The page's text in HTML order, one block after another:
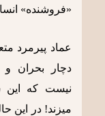
«فروشنده»
عماد پیرمرد
دچار
نیست که
میزند! در این